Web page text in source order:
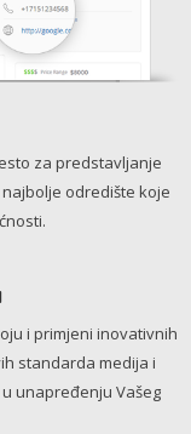
za predstavljanje
odredište koje
i primjeni inovativnih
standarda medija i
unapređenju Vašeg